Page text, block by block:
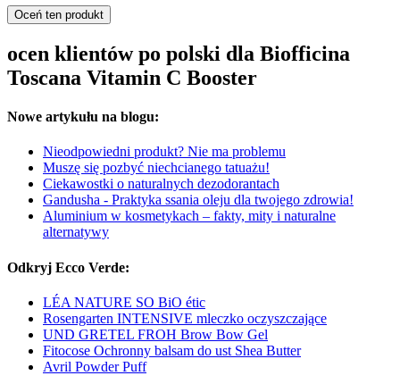
Oceń ten produkt
ocen klientów po polski dla Biofficina
Toscana Vitamin C Booster
Nowe artykułu na blogu:
Nieodpowiedni produkt? Nie ma problemu
Muszę się pozbyć niechcianego tatuażu!
Ciekawostki o naturalnych dezodorantach
Gandusha - Praktyka ssania oleju dla twojego zdrowia!
Aluminium w kosmetykach – fakty, mity i naturalne
alternatywy
Odkryj Ecco Verde:
LÉA NATURE SO BiO étic
Rosengarten INTENSIVE mleczko oczyszczające
UND GRETEL FROH Brow Bow Gel
Fitocose Ochronny balsam do ust Shea Butter
Avril Powder Puff